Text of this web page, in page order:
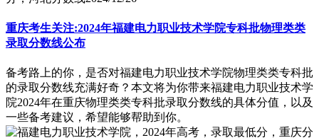
重庆考生关注:2024年福建电力职业技术学院专科批物理类类
录取分数线公布
备考路上的你，是否对福建电力职业技术学院物理类类专科批
的录取分数线充满好奇？本文将为你带来福建电力职业技术学
院2024年在重庆物理类类专科批录取分数线的具体分值，以及
一些备考建议，希望能够帮助到你。